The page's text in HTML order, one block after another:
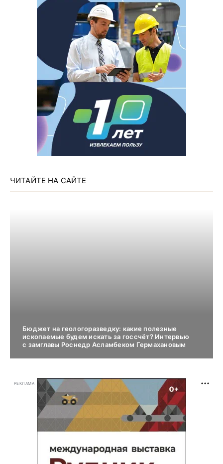
ЧИТАЙТЕ НА САЙТЕ
Бюджет на геологоразведку: какие полезные
ископаемые будем искать за госсчёт? Интервью
с замглавы Роснедр Асламбеком Гермахановым
РЕКЛАМА